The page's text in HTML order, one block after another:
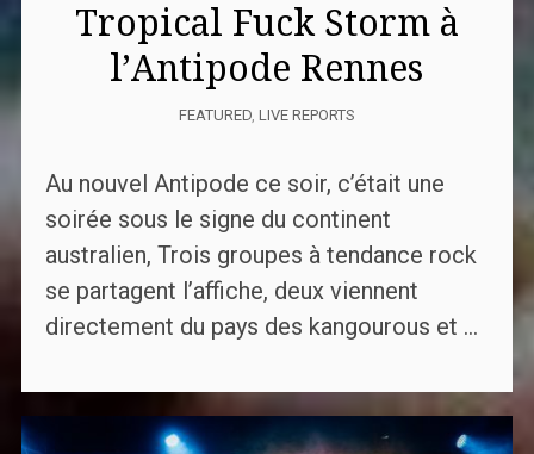
Tropical Fuck Storm à
l’Antipode Rennes
FEATURED, LIVE REPORTS
Au nouvel Antipode ce soir, c’était une
soirée sous le signe du continent
australien, Trois groupes à tendance rock
se partagent l’affiche, deux viennent
directement du pays des kangourous et ...